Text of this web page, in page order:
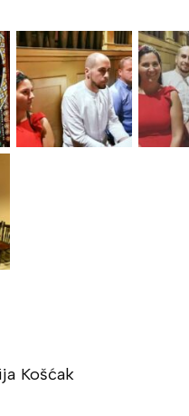
Košćak